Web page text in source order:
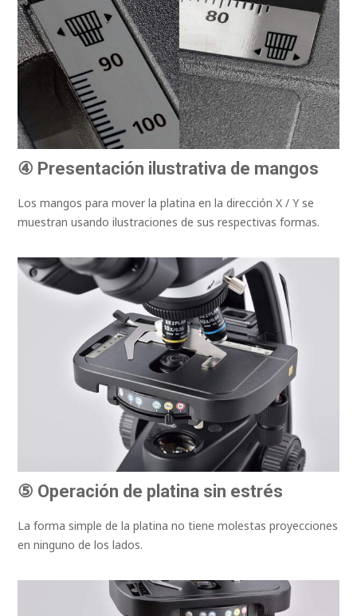
④ Presentación ilustrativa de mangos
Los mangos para mover la platina en la dirección X / Y se
muestran usando ilustraciones de sus respectivas formas.
⑤ Operación de platina sin estrés
La forma simple de la platina no tiene molestas proyecciones
en ninguno de los lados.